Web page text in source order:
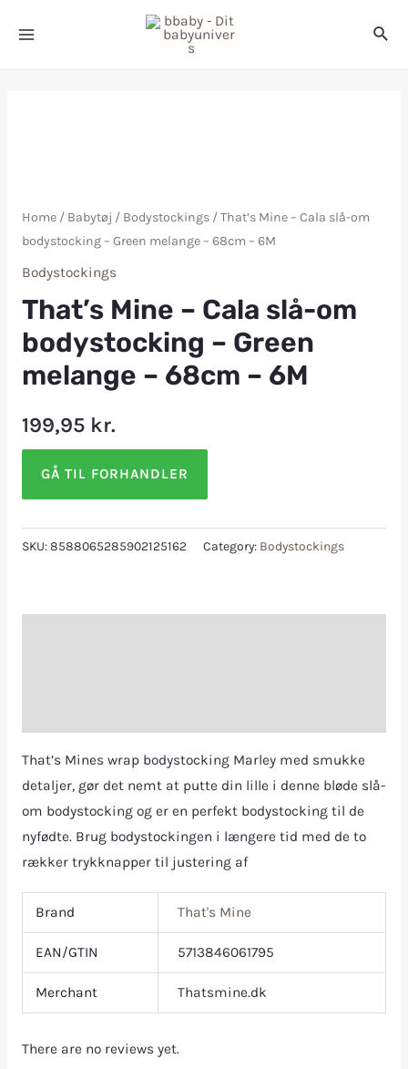
Home/ Babytøj / Bodystockings/ That’s Mine – Cala slå-om
bodystocking – Green melange – 68cm – 6M
Bodystockings
That’s Mine – Cala slå-om
bodystocking – Green
melange – 68cm – 6M
199,95 kr.
GÅ TIL FORHANDLER
SKU:8588065285902125162 Category: Bodystockings
That’s Mines wrap bodystocking Marley med smukke
detaljer, gør det nemt at putte din lille i denne bløde slå-
om bodystocking og er en perfekt bodystocking til de
nyfødte. Brug bodystockingen i længere tid med de to
rækker trykknapper til justering af
Brand That's Mine
EAN/GTIN 5713846061795
Merchant Thatsmine.dk
There are no reviews yet.